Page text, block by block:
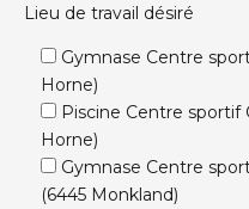
Lieu de travail désiré
Gymnase Centre
Horne)
Piscine Centre
Horne)
Gymnase Centre
(6445 Monkland)